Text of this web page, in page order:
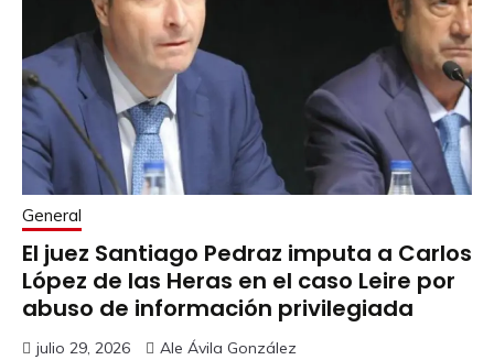
General
El juez Santiago Pedraz imputa a Carlos
López de las Heras en el caso Leire por
abuso de información privilegiada
julio 29, 2026 Ale Ávila González